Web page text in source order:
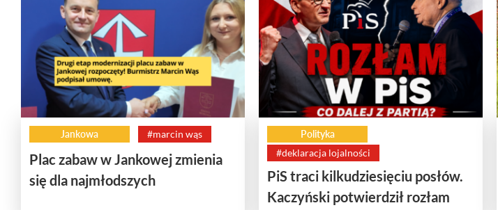
Jankowa #marcin wąs
Plac zabaw w Jankowej zmienia
się dla najmłodszych
Polityka
#deklaracja lojalności
PiS traci kilkudziesięciu posłów.
Kaczyński potwierdził rozłam